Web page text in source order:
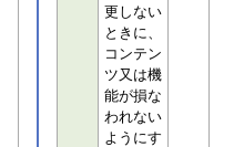
更しない
ときに、
コンテン
ツ又は機
能が損な
われない
ようにす